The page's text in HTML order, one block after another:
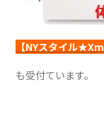
【NYスタイル
も受付ています。